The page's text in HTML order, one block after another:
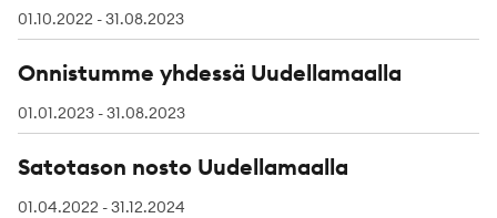
01.10.2022 - 31.08.2023
Onnistumme yhdessä Uudellamaalla
01.01.2023 - 31.08.2023
Satotason nosto Uudellamaalla
01.04.2022 - 31.12.2024